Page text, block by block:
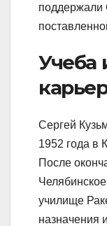
поддержали
Учеба
Сергей
1952 года в
После
училище
назначения